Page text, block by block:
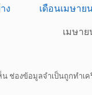
ง
เดือนเมษาย
เมษาย
น ช่องข้อมูลจำเป็นถูกทำเ